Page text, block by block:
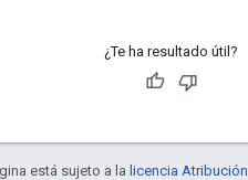
¿Te ha resultado útil?
está sujeto a la licencia